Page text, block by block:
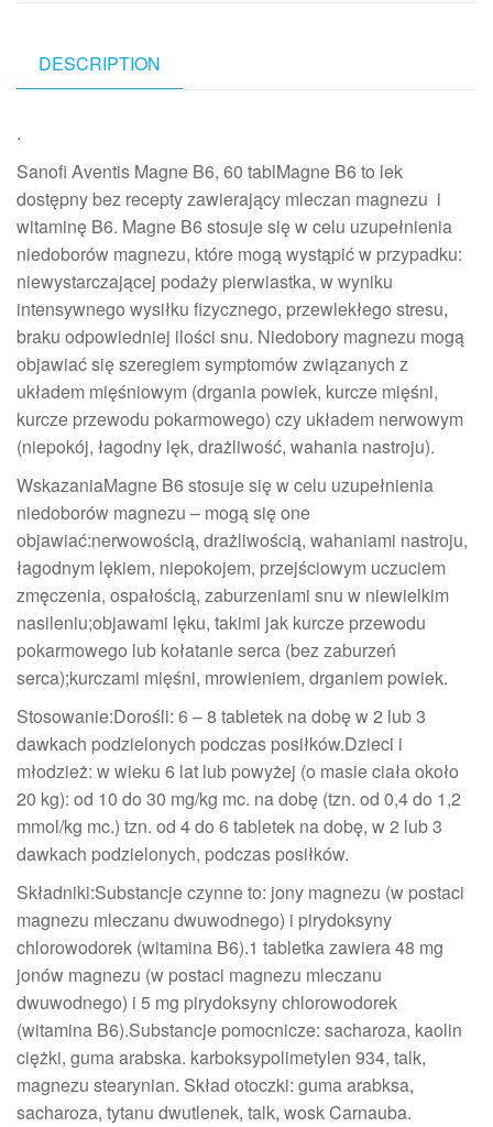
DESCRIPTION
.
Sanofi Aventis Magne B6, 60 tablMagne B6 to lek
dostępny bez recepty zawierający mleczan magnezu i
witaminę B6. Magne B6 stosuje się w celu uzupełnienia
niedoborów magnezu, które mogą wystąpić w przypadku:
niewystarczającej podaży pierwiastka, w wyniku
intensywnego wysiłku fizycznego, przewlekłego stresu,
braku odpowiedniej ilości snu. Niedobory magnezu mogą
objawiać się szeregiem symptomów związanych z
układem mięśniowym (drgania powiek, kurcze mięśni,
kurcze przewodu pokarmowego) czy układem nerwowym
(niepokój, łagodny lęk, drażliwość, wahania nastroju).
WskazaniaMagne B6 stosuje się w celu uzupełnienia
niedoborów magnezu – mogą się one
objawiać:nerwowością, drażliwością, wahaniami nastroju,
łagodnym lękiem, niepokojem, przejściowym uczuciem
zmęczenia, ospałością, zaburzeniami snu w niewielkim
nasileniu;objawami lęku, takimi jak kurcze przewodu
pokarmowego lub kołatanie serca (bez zaburzeń
serca);kurczami mięśni, mrowieniem, drganiem powiek.
Stosowanie:Dorośli: 6 – 8 tabletek na dobę w 2 lub 3
dawkach podzielonych podczas posiłków.Dzieci i
młodzież: w wieku 6 lat lub powyżej (o masie ciała około
20 kg): od 10 do 30 mg/kg mc. na dobę (tzn. od 0,4 do 1,2
mmol/kg mc.) tzn. od 4 do 6 tabletek na dobę, w 2 lub 3
dawkach podzielonych, podczas posiłków.
Składniki:Substancje czynne to: jony magnezu (w postaci
magnezu mleczanu dwuwodnego) i pirydoksyny
chlorowodorek (witamina B6).1 tabletka zawiera 48 mg
jonów magnezu (w postaci magnezu mleczanu
dwuwodnego) i 5 mg pirydoksyny chlorowodorek
(witamina B6).Substancje pomocnicze: sacharoza, kaolin
ciężki, guma arabska. karboksypolimetylen 934, talk,
magnezu stearynian. Skład otoczki: guma arabksa,
sacharoza, tytanu dwutlenek, talk, wosk Carnauba.